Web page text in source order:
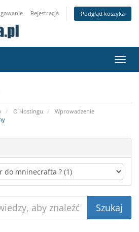
Rejestracja Podgląd koszyka
O Hostingu
Wprowadzenie